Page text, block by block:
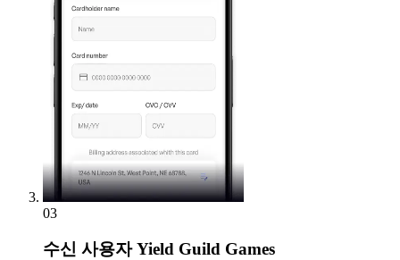
03
수신 사용자 Yield Guild Games